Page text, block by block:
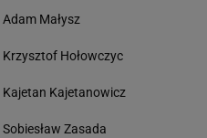
Adam Małysz
Krzysztof Hołowczyc
Kajetan Kajetanowicz
Sobiesław Zasada